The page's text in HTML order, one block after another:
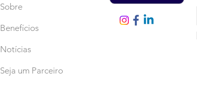
Sobre
Benefícios
Notícias
Seja um Parceiro